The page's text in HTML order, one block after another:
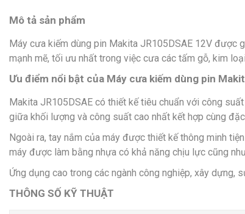
Mô tả sản phẩm
Máy cưa kiếm dùng pin Makita JR105DSAE 12V
mạnh mẽ, tối ưu nhất trong việc cưa các tấm gỗ, kim
Ưu điểm nổi bật của Máy cưa kiếm dùng pin
Makita JR105DSAE có thiết kế tiêu chuẩn với công
giữa khối lượng và công suất cao nhất kết hợp cùng
Ngoài ra, tay nắm của máy được thiết kế thông minh
máy được làm bằng nhựa có khả năng chịu lực cũng
Ứng dụng cao trong các ngành công nghiệp, xây dựng,
THÔNG SỐ KỸ THUẬT